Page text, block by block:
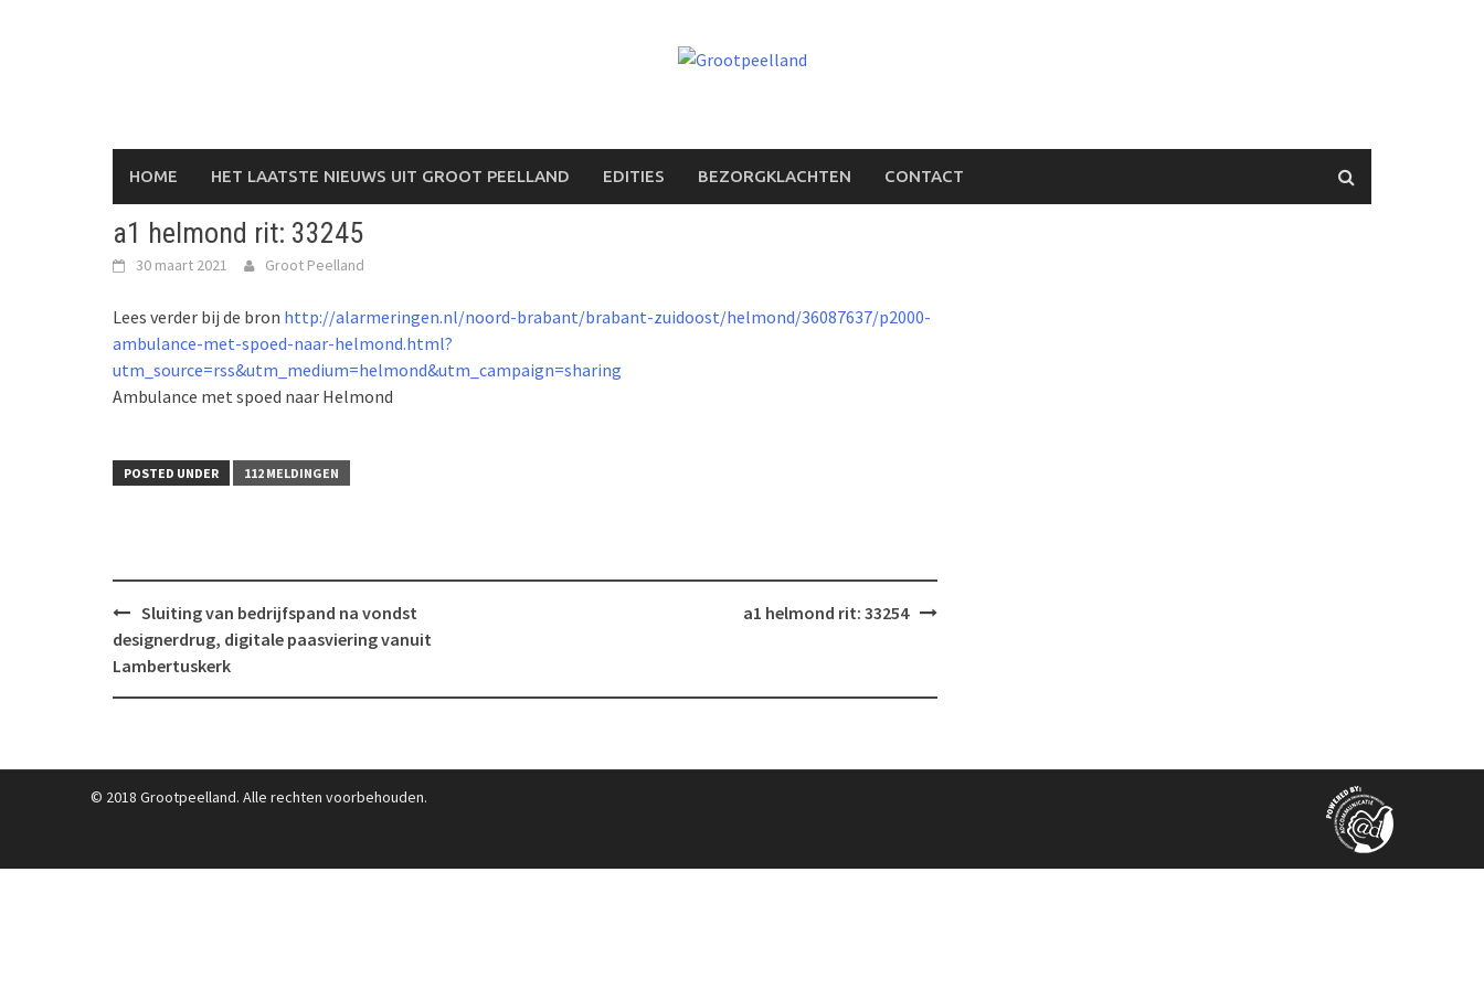
HOME HET LAATSTE NIEUWS UIT GROOT PEELLAND EDITIES BEZORGKLACHTEN CONTACT
a1 helmond rit: 33245
30 maart 2021 Groot Peelland
Lees verder bij de bron http://alarmeringen.nl/noord-brabant/brabant-zuidoost/helmond/36087637/p2000-
ambulance-met-spoed-naar-helmond.html?
utm_source=rss&utm_medium=helmond&utm_campaign=sharing
Ambulance met spoed naar Helmond
POSTED UNDER 112 MELDINGEN
Post
navigation
Sluiting van bedrijfspand na vondst
designerdrug, digitale paasviering vanuit
Lambertuskerk
a1 helmond rit: 33254
© 2018 Grootpeelland. Alle rechten voorbehouden.